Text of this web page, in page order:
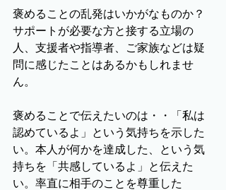
褒めることの乱発はいかがなものか？
サポートが必要な方と接する立場の
人、支援者や指導者、ご家族などは疑
問に感じたことはあるかもしれませ
ん。
褒めることで伝えたいのは・・「私は
認めているよ」という気持ちを示した
い。本人が何かを達成した、という気
持ちを「共感しているよ」と伝えた
い。率直に相手のことを尊重した